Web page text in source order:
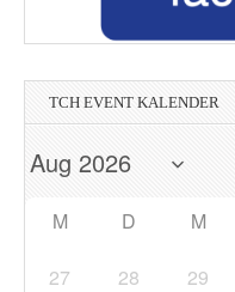
TCH EVENT KALENDER
M D M
27 28 29